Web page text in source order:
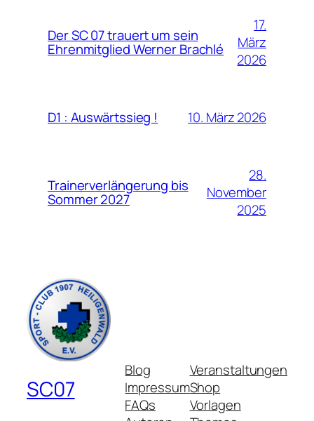
Der SC 07 trauert um sein
Ehrenmitglied Werner Brachlé
17.
März
2026
D1 : Auswärtssieg ! 10. März 2026
Trainerverlängerung bis
Sommer 2027
28.
November
2025
SC07
Blog
Impressum
FAQs
Veranstaltungen
Shop
Vorlagen